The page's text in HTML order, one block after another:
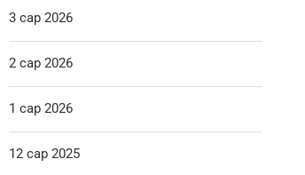
3 сар 2026
2 сар 2026
1 сар 2026
12 сар 2025